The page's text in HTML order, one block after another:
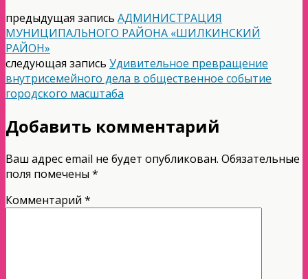
предыдущая запись АДМИНИСТРАЦИЯ
МУНИЦИПАЛЬНОГО РАЙОНА «ШИЛКИНСКИЙ
РАЙОН»
следующая запись Удивительное превращение
внутрисемейного дела в общественное событие
городского масштаба
Добавить комментарий
Ваш адрес email не будет опубликован. Обязательные
поля помечены *
Комментарий *